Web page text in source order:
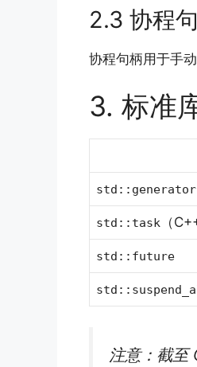
2.3 协程
协程句柄用于手
3. 标准
std::generator
std::task （
std::future
注意：截至